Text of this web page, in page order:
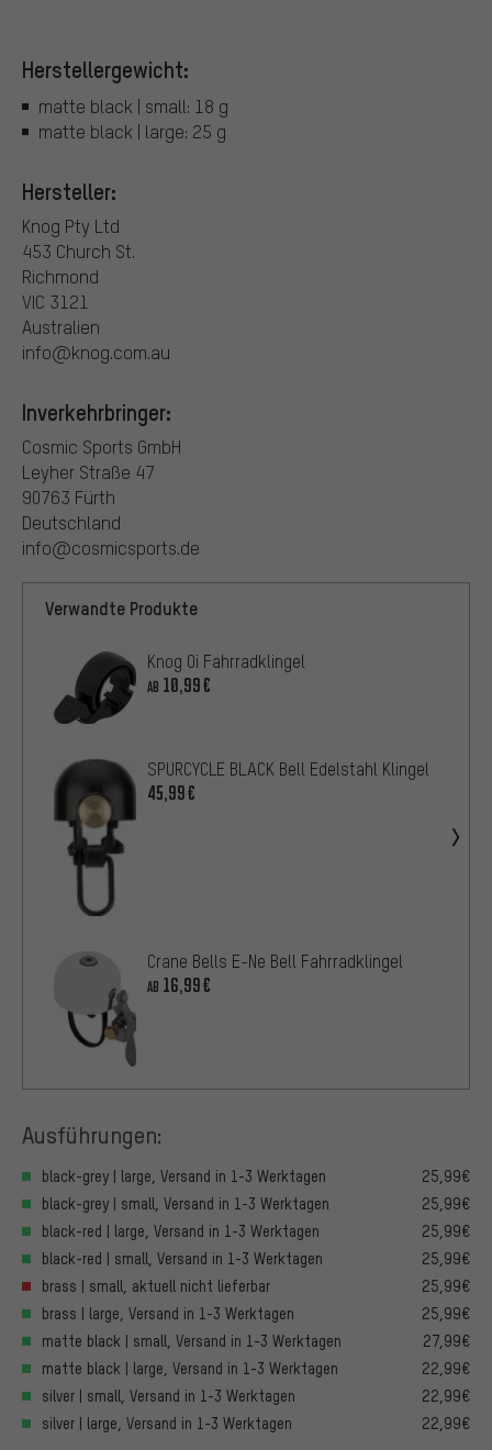
Herstellergewicht:
matte black | small: 18 g
matte black | large: 25 g
Hersteller:
Knog Pty Ltd
453 Church St.
Richmond
VIC 3121
Australien
info@knog.com.au
Inverkehrbringer:
Cosmic Sports GmbH
Leyher Straße 47
90763 Fürth
Deutschland
info@cosmicsports.de
Verwandte Produkte
Knog Oi Fahrradklingel
AB 10,99€
SPURCYCLE BLACK Bell Edelstahl Klingel
45,99€
Crane Bells E-Ne Bell Fahrradklingel
AB 16,99€
Ausführungen:
black-grey | large, Versand in 1-3 Werktagen
25,99€
black-grey | small, Versand in 1-3 Werktagen
25,99€
black-red | large, Versand in 1-3 Werktagen
25,99€
black-red | small, Versand in 1-3 Werktagen
25,99€
brass | small, aktuell nicht lieferbar
25,99€
brass | large, Versand in 1-3 Werktagen
25,99€
matte black | small, Versand in 1-3 Werktagen
27,99€
matte black | large, Versand in 1-3 Werktagen
22,99€
silver | small, Versand in 1-3 Werktagen
22,99€
silver | large, Versand in 1-3 Werktagen
22,99€